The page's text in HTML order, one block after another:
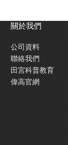
關於我們
公司資料
聯絡我們
田宮科普教育
偉高官網